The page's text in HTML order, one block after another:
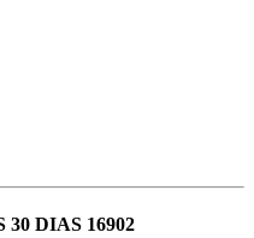
DIAS 16902